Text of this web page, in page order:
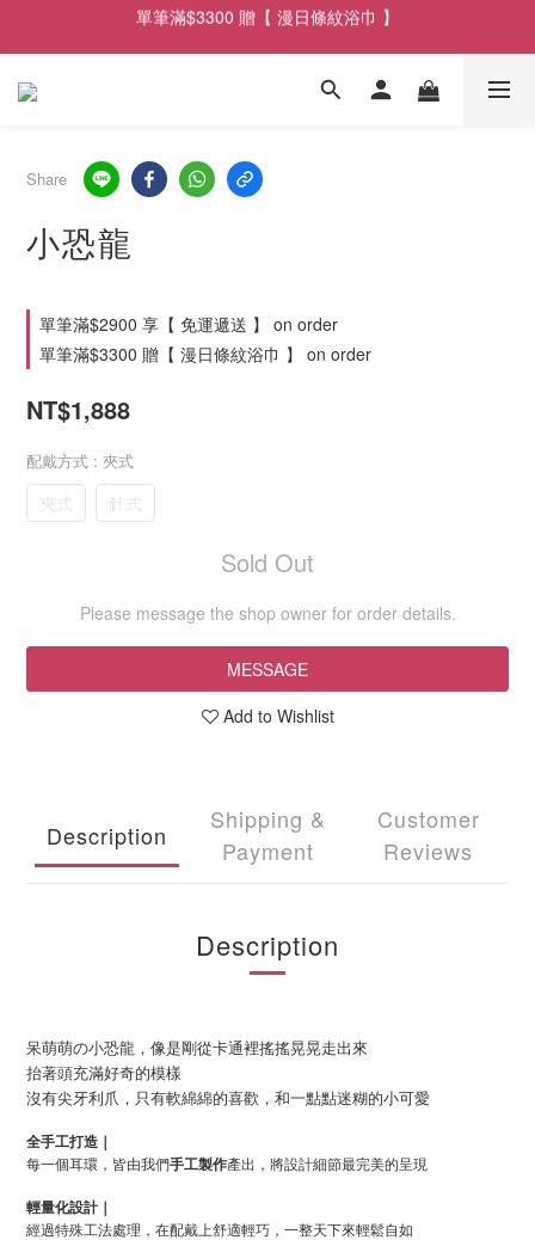
單筆滿$2900享【 免運遞送 】
單筆滿$3300 贈【 漫日條紋浴巾 】
單筆滿$2900享【 免運遞送 】
Share
小恐龍
單筆滿$2900 享【 免運遞送 】 on order
單筆滿$3300 贈【 漫日條紋浴巾 】 on order
NT$1,888
配戴方式 : 夾式
夾式 針式
Sold Out
Please message the shop owner for order details.
MESSAGE
Add to Wishlist
Description
Shipping &
Payment
Customer
Reviews
Description
呆萌萌の小恐龍， 像是剛從卡通裡搖搖晃晃走出來
抬著頭充滿好奇的模樣
沒有尖牙利爪，只有軟綿綿的喜歡，和一點點迷糊的小可愛
全手工打造｜
每一個耳環，皆由我們手工製作產出，將設計細節最完美的呈現
輕量化設計｜
經過特殊工法處理，在配戴上舒適輕巧，一整天下來輕鬆自如